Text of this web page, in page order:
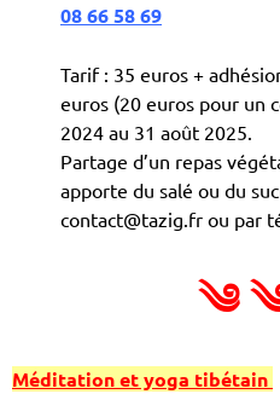
08 66 58 69
Tarif : 35 euros +
euros (20 euros pour un
2024 au 31 août 2025.
Partage d’un repas
apporte du salé ou du
contact@tazig.fr ou par
༄
Méditation et yoga tibétain